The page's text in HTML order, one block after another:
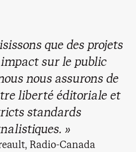
que des projets
sur le public
nous assurons de
liberté éditoriale et
standards
»
Radio-Canada